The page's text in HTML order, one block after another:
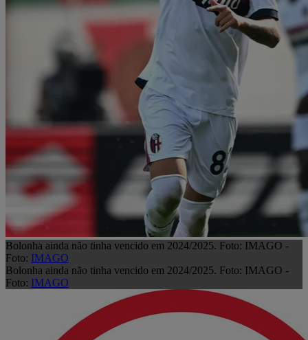
Bolonha ainda não tinha vencido em 2024/2025. Foto: IMAGO -
Foto: IMAGO
Bolonha ainda não tinha vencido em 2024/2025. Foto: IMAGO -
Foto: IMAGO